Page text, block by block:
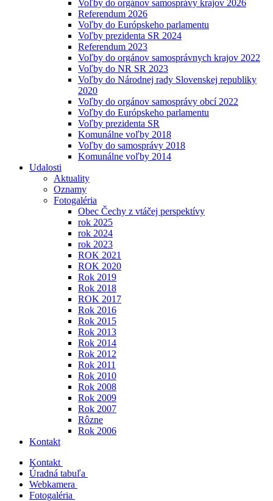
Voľby do orgánov samosprávy krajov 2026
Referendum 2026
Voľby do Európskeho parlamentu
Voľby prezidenta SR 2024
Referendum 2023
Voľby do orgánov samosprávnych krajov 2022
Voľby do NR SR 2023
Voľby do Národnej rady Slovenskej republiky
2020
Voľby do orgánov samosprávy obcí 2022
Voľby do Európskeho parlamentu
Voľby prezidenta SR
Komunálne voľby 2018
Voľby do samosprávy 2018
Komunálne voľby 2014
Udalosti
Aktuality
Oznamy
Fotogaléria
Obec Čechy z vtáčej perspektívy
rok 2025
rok 2024
rok 2023
ROK 2021
ROK 2020
Rok 2019
Rok 2018
ROK 2017
Rok 2016
Rok 2015
Rok 2013
Rok 2014
Rok 2012
Rok 2011
Rok 2010
Rok 2008
Rok 2009
Rok 2007
Rôzne
Rok 2006
Kontakt
Kontakt
Úradná tabuľa
Webkamera
Fotogaléria